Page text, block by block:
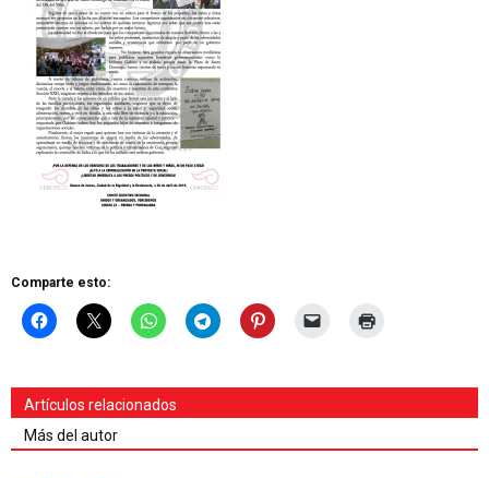
Comparte esto:
Artículos relacionados
Más del autor